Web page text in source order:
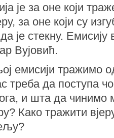
је за оне који
за оне који су
је стекну.
Вујовић.
емисији тражимо
треба да поступа
и шта да
Како тражити